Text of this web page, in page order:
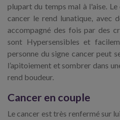
plupart du temps mal à l'aise.
cancer le rend lunatique, avec
accompagné des fois par des
sont Hypersensibles et
personne du signe cancer peut
l’apitoiement et sombrer dans
rend boudeur.
Cancer en couple
Le cancer est très renfermé sur